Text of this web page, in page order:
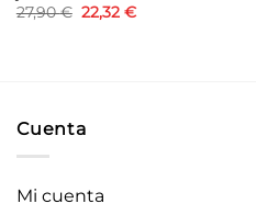
27,90€ El
precio
22,32 €El
Cuenta
Mi cuenta